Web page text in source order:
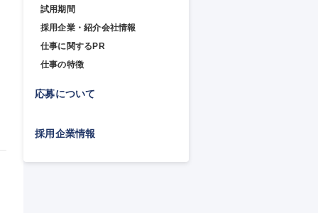
試用期間
採用企業・紹介会社情報
仕事に関するPR
仕事の特徴
応募について
採用企業情報